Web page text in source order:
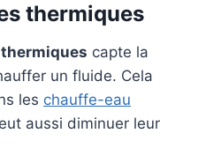
thermiques
capte la
un fluide. Cela
les chauffe-eau
aussi diminuer leur